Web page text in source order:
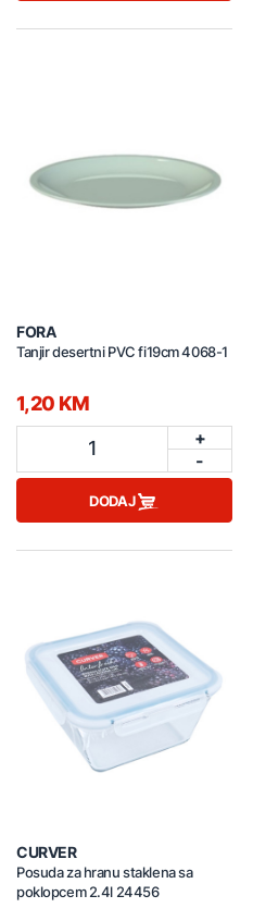
FORA
Tanjir desertni PVC fi19cm 4068-1
1,20 KM
1
+
-
DODAJ
CURVER
Posuda za hranu staklena sa
poklopcem 2.4l 24456